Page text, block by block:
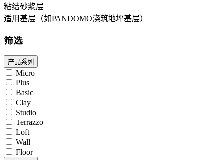
粘结砂浆层
适用基层（如PANDOMO浇筑地坪基层）
筛选
产品系列
Micro
Plus
Basic
Clay
Studio
Terrazzo
Loft
Wall
Floor